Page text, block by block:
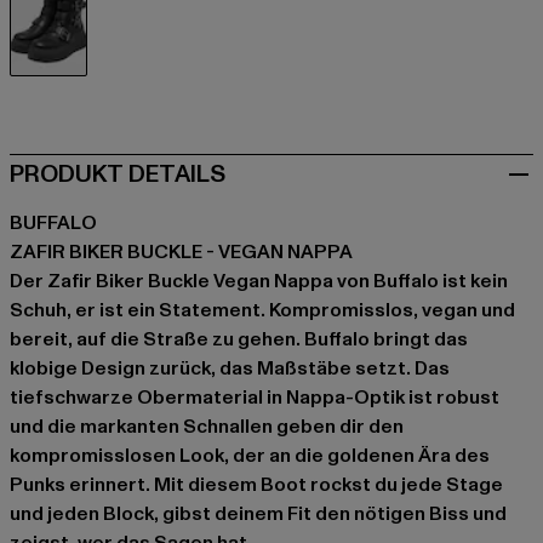
PRODUKT DETAILS
BUFFALO
ZAFIR BIKER BUCKLE - VEGAN NAPPA
Der Zafir Biker Buckle Vegan Nappa von Buffalo ist kein
Schuh, er ist ein Statement. Kompromisslos, vegan und
bereit, auf die Straße zu gehen. Buffalo bringt das
klobige Design zurück, das Maßstäbe setzt. Das
tiefschwarze Obermaterial in Nappa-Optik ist robust
und die markanten Schnallen geben dir den
kompromisslosen Look, der an die goldenen Ära des
Punks erinnert. Mit diesem Boot rockst du jede Stage
und jeden Block, gibst deinem Fit den nötigen Biss und